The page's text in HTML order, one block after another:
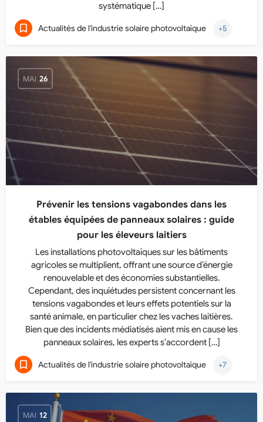
systématique […]
Actualités de l'industrie solaire photovoltaïque +5
MAI 26
Prévenir les tensions vagabondes dans les
étables équipées de panneaux solaires : guide
pour les éleveurs laitiers
Les installations photovoltaïques sur les bâtiments
agricoles se multiplient, offrant une source d’énergie
renouvelable et des économies substantielles.
Cependant, des inquiétudes persistent concernant les
tensions vagabondes et leurs effets potentiels sur la
santé animale, en particulier chez les vaches laitières.
Bien que des incidents médiatisés aient mis en cause les
panneaux solaires, les experts s’accordent […]
Actualités de l'industrie solaire photovoltaïque +7
MAI 12